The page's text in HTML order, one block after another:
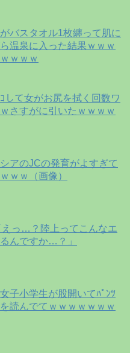
バスタオル1枚纏って肌に
温泉に入った結果ｗｗｗ
ｗｗｗ
ｺして女がお尻を拭く回数ワ
さすがに引いたｗｗｗｗ
アのJCの発育がよすぎて
ｗｗ（画像）
えっ…？陸上ってこんなエ
んですか…？」
子小学生が股開いてﾊﾟﾝﾂ
読んでてｗｗｗｗｗｗｗ